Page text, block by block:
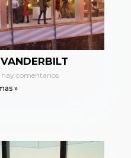
comentarios
»